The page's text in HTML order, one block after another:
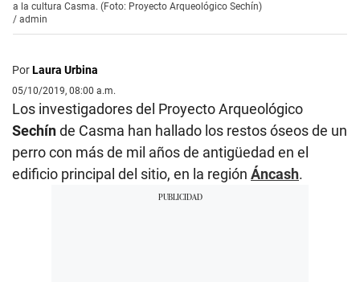
a la cultura Casma. (Foto: Proyecto Arqueológico Sechín)
/ admin
PorLaura Urbina
05/10/2019, 08:00 a.m.
Los investigadores del Proyecto Arqueológico
Sechínde Casma han hallado los restos óseos de un
perro con más de mil años de antigüedad en el
edificio principal del sitio, en la región Áncash.